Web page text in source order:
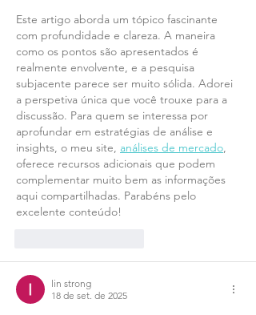
Este artigo aborda um tópico fascinante
com profundidade e clareza. A maneira
como os pontos são apresentados é
realmente envolvente, e a pesquisa
subjacente parece ser muito sólida. Adorei
a perspetiva única que você trouxe para a
discussão. Para quem se interessa por
aprofundar em estratégias de análise e
insights, o meu site, análises de mercado,
oferece recursos adicionais que podem
complementar muito bem as informações
aqui compartilhadas. Parabéns pelo
excelente conteúdo!
lin strong
18 de set. de 2025